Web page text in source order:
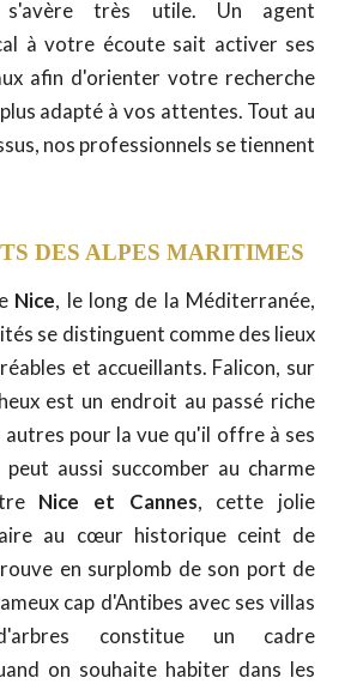
s'avère très utile. Un agent
à votre écoute sait activer ses
afin d'orienter votre recherche
adapté à vos attentes. Tout au
nos professionnels se tiennent
DES ALPES MARITIMES
Nice, le long de la Méditerranée,
se distinguent comme des lieux
et accueillants. Falicon, sur
est un endroit au passé riche
pour la vue qu'il offre à ses
aussi succomber au charme
Nice et Cannes, cette jolie
au cœur historique ceint de
en surplomb de son port de
cap d'Antibes avec ses villas
constitue un cadre
on souhaite habiter dans les